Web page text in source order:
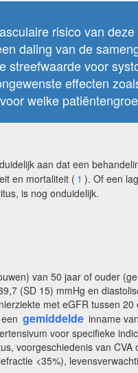
risico van
daling van de
streefwaarde voor
effecten
welke
aan dat een
en mortaliteit ( 1 ). Of een
is nog onduidelijk.
van 50 jaar of ouder
(SD 15) mmHg en
met eGFR tussen
gemiddelde inname
voor specifieke
voorgeschiedenis van
<35%),